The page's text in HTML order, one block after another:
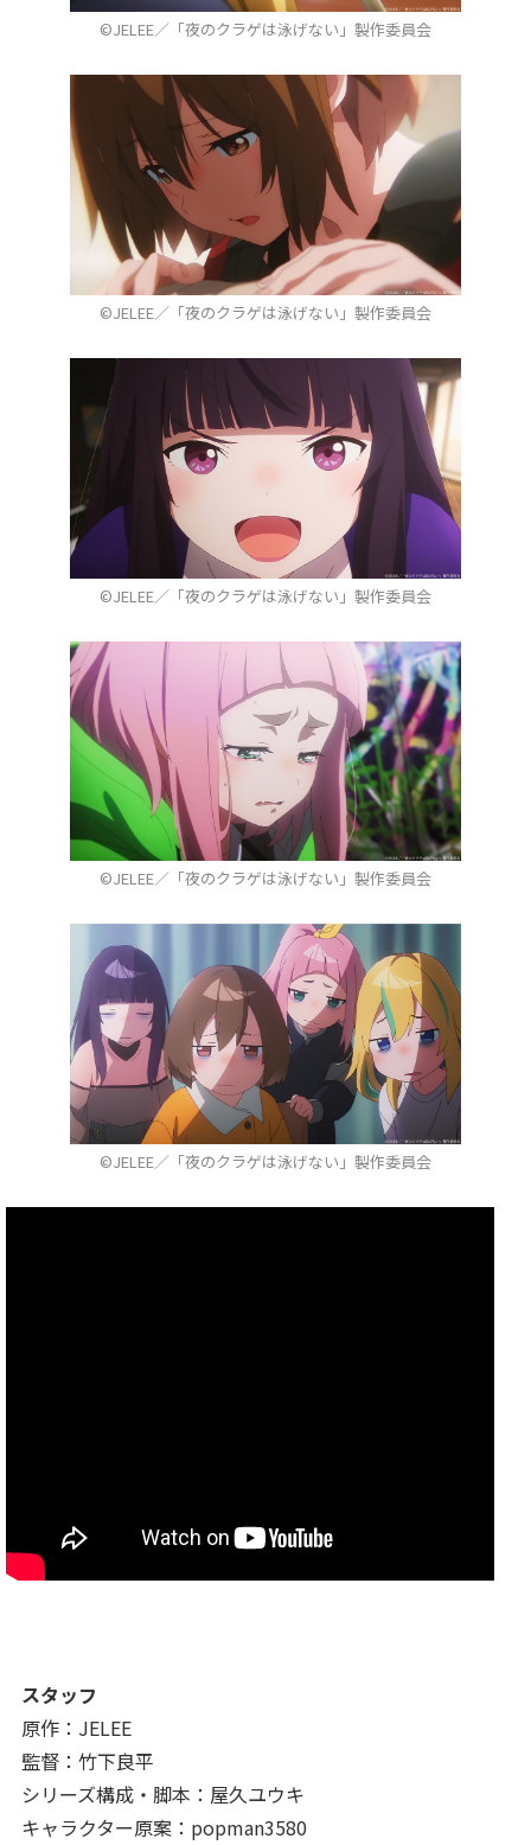
©JELEE／「夜のクラゲは泳げない」製作委員会
©JELEE／「夜のクラゲは泳げない」製作委員会
©JELEE／「夜のクラゲは泳げない」製作委員会
©JELEE／「夜のクラゲは泳げない」製作委員会
©JELEE／「夜のクラゲは泳げない」製作委員会
スタッフ
原作：JELEE
監督：竹下良平
シリーズ構成・脚本：屋久ユウキ
キャラクター原案：popman3580